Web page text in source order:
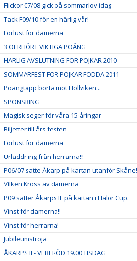
Flickor 07/08 gick på sommarlov idag
Tack F09/10 för en härlig vår!
Förlust för damerna
3 OERHÖRT VIKTIGA POÄNG
HÄRLIG AVSLUTNING FÖR POJKAR 2010
SOMMARFEST FÖR POJKAR FÖDDA 2011
Poängtapp borta mot Höllviken...
SPONSRING
Magisk seger för våra 15-åringar
Biljetter till års festen
Förlust för damerna
Urladdning från herrarna!!!
P06/07 satte Åkarp på kartan utanför Skåne!
Vilken Kross av damerna
P09 sätter Åkarps IF på kartan i Halör Cup.
Vinst för damerna!!
Vinst för herrarna!
Jubileumströja
ÅKARPS IF- VEBERÖD 19.00 TISDAG